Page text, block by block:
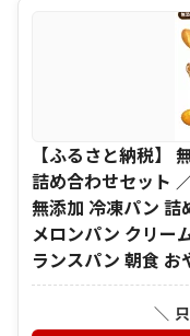
【ふるさと納税】
詰め合わせセット
無添加 冷凍パン 詰
メロンパン クリー
ランスパン 朝食
＼